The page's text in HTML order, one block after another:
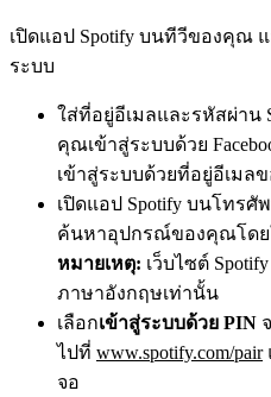
เปิดแอป Spotify บนทีวีของคุณ
ระบบ
ใส่ที่อยู่อีเมลและรหัสผ่าน
คุณเข้าสู่ระบบด้วย
เข้าสู่ระบบด้วยที่อยู่อีเมล
เปิดแอป Spotify บนโทร
ค้นหาอุปกรณ์ของคุณโดย
หมายเหตุ: เว็บไซต์
ภาษาอังกฤษเท่านั้น
เลือกเข้าสู่ระบบด้วย PIN
ไปที่ www.spotify.com/pair
จอ